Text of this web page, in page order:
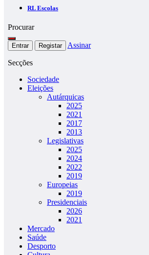
RL Escolas
Procurar
Entrar Registar Assinar
Secções
Sociedade
Eleições
Autárquicas
2025
2021
2017
2013
Legislativas
2025
2024
2022
2019
Europeias
2019
Presidenciais
2026
2021
Mercado
Saúde
Desporto